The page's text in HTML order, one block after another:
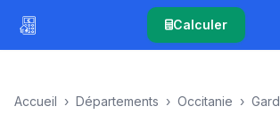
Calculer
Accueil › Départements › Occitanie › Gard